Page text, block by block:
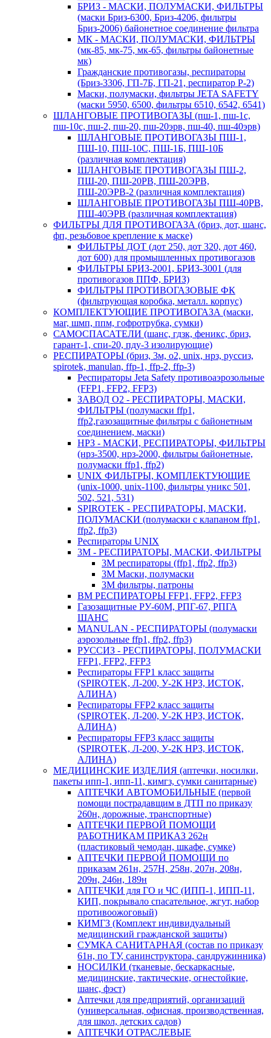
БРИЗ - МАСКИ, ПОЛУМАСКИ, ФИЛЬТРЫ
(маски Бриз-6300, Бриз-4206, фильтры
Бриз-2006) байонетное соединение фильтра
МК - МАСКИ, ПОЛУМАСКИ, ФИЛЬТРЫ
(мк-85, мк-75, мк-65, фильтры байонетные
мк)
Гражданские противогазы, респираторы
(Бриз-3306, ГП-7Б, ГП-21, респиратор Р-2)
Маски, полумаски, фильтры JETA SAFETY
(маски 5950, 6500, фильтры 6510, 6542, 6541)
ШЛАНГОВЫЕ ПРОТИВОГАЗЫ (пш-1, пш-1с,
пш-10с, пш-2, пш-20, пш-20эрв, пш-40, пш-40эрв)
ШЛАНГОВЫЕ ПРОТИВОГАЗЫ ПШ-1,
ПШ-10, ПШ-10С, ПШ-1Б, ПШ-10Б
(различная комплектация)
ШЛАНГОВЫЕ ПРОТИВОГАЗЫ ПШ-2,
ПШ-20, ПШ-20РВ, ПШ-20ЭРВ,
ПШ-20ЭРВ-2 (различная комплектация)
ШЛАНГОВЫЕ ПРОТИВОГАЗЫ ПШ-40РВ,
ПШ-40ЭРВ (различная комплектация)
ФИЛЬТРЫ ДЛЯ ПРОТИВОГАЗА (бриз, дот, шанс,
фп, резьбовое крепление к маске)
ФИЛЬТРЫ ДОТ (дот 250, дот 320, дот 460,
дот 600) для промышленных противогазов
ФИЛЬТРЫ БРИЗ-2001, БРИЗ-3001 (для
противогазов ППФ, БРИЗ)
ФИЛЬТРЫ ПРОТИВОГАЗОВЫЕ ФК
(фильтрующая коробка, металл. корпус)
КОМПЛЕКТУЮЩИЕ ПРОТИВОГАЗА (маски,
маг, шмп, ппм, гофротрубка, сумки)
САМОСПАСАТЕЛИ (шанс, гдзк, феникс, бриз,
гарант-1, спи-20, пду-3 изолирующие)
РЕСПИРАТОРЫ (бриз, 3м, o2, unix, нрз, руссиз,
spirotek, manulan, ffp-1, ffp-2, ffp-3)
Респираторы Jeta Safety противоаэрозольные
(FFP1, FFP2, FFP3)
ЗАВОД О2 - РЕСПИРАТОРЫ, МАСКИ,
ФИЛЬТРЫ (полумаски ffp1,
ffp2,газозащитные фильтры с байонетным
соединением, маски)
НРЗ - МАСКИ, РЕСПИРАТОРЫ, ФИЛЬТРЫ
(нрз-3500, нрз-2000, фильтры байонетные,
полумаски ffp1, ffp2)
UNIX ФИЛЬТРЫ, КОМПЛЕКТУЮЩИЕ
(unix-1000, unix-1100, фильтры уникс 501,
502, 521, 531)
SPIROTEK - РЕСПИРАТОРЫ, МАСКИ,
ПОЛУМАСКИ (полумаски с клапаном ffp1,
ffp2, ffp3)
Респираторы UNIX
3М - РЕСПИРАТОРЫ, МАСКИ, ФИЛЬТРЫ
3М респираторы (ffp1, ffp2, ffp3)
3М Маски, полумаски
3М фильтры, патроны
ВМ РЕСПИРАТОРЫ FFP1, FFP2, FFP3
Газозащитные РУ-60М, РПГ-67, РПГА
ШАНС
MANULAN - РЕСПИРАТОРЫ (полумаски
аэрозольные ffp1, ffp2, ffp3)
РУССИЗ - РЕСПИРАТОРЫ, ПОЛУМАСКИ
FFP1, FFP2, FFP3
Респираторы FFP1 класс защиты
(SPIROTEK, Л-200, У-2К НРЗ, ИСТОК,
АЛИНА)
Респираторы FFP2 класс защиты
(SPIROTEK, Л-200, У-2К НРЗ, ИСТОК,
АЛИНА)
Респираторы FFP3 класс защиты
(SPIROTEK, Л-200, У-2К НРЗ, ИСТОК,
АЛИНА)
МЕДИЦИНСКИЕ ИЗДЕЛИЯ (аптечки, носилки,
пакеты ипп-1, ипп-11, кимгз, сумки санитарные)
АПТЕЧКИ АВТОМОБИЛЬНЫЕ (первой
помощи пострадавщим в ДТП по приказу
260н, дорожные, транспортные)
АПТЕЧКИ ПЕРВОЙ ПОМОЩИ
РАБОТНИКАМ ПРИКАЗ 262н
(пластиковый чемодан, шкафе, сумке)
АПТЕЧКИ ПЕРВОЙ ПОМОЩИ по
приказам 261н, 257Н, 258н, 207н, 208н,
209н, 246н, 189н
АПТЕЧКИ для ГО и ЧС (ИПП-1, ИПП-11,
КИП, покрывало спасательное, жгут, набор
противоожоговый)
КИМГЗ (Комплект индивидуальный
медицинский гражданской защиты)
СУМКА САНИТАРНАЯ (состав по приказу
61н, по ТУ, санинструктора, сандружинника)
НОСИЛКИ (тканевые, бескаркасные,
медицинские, тактические, огнестойкие,
шанс, фэст)
Аптечки для предприятий, организаций
(универсальная, офисная, производственная,
для школ, детских садов)
АПТЕЧКИ ОТРАСЛЕВЫЕ